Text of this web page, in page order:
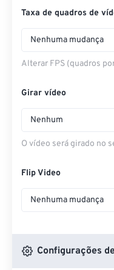
Taxa de quadros de
Nenhuma mudança
Alterar FPS (quadros
Girar vídeo
Nenhum
O vídeo será girado no
Flip Video
Nenhuma mudança
Configurações